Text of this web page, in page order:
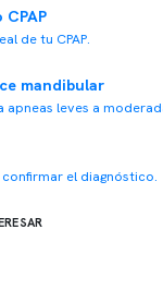
Somno. Todos los
de tu CPAP.
mandibular
apneas leves a
el diagnóstico.